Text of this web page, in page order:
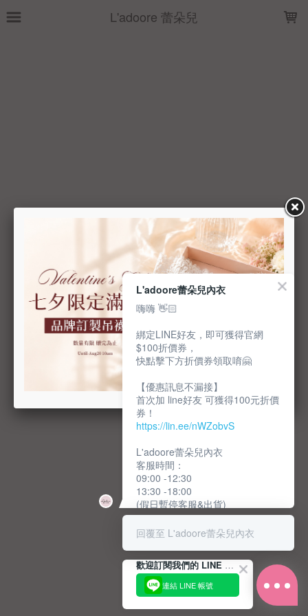
L'adoore 蕾朵兒
歡迎訂閱我們的 LINE 官方帳號
連結 LINE 帳號
L'adoore蕾朵兒內衣
嗨嗨 👋🏻
綁定LINE好友，即可獲得官網
$100折價券，
快點擊下方折價券領取唷🤗
【優惠訊息不漏接】
首次加 line好友 可獲得100元折價
券！
https://lin.ee/nWZobvS
L'adoore蕾朵兒內衣
客服時間：
09:00 -12:30
13:30 -18:00
(假日暫停客服&出貨)
回覆至 L'adoore蕾朵兒內衣